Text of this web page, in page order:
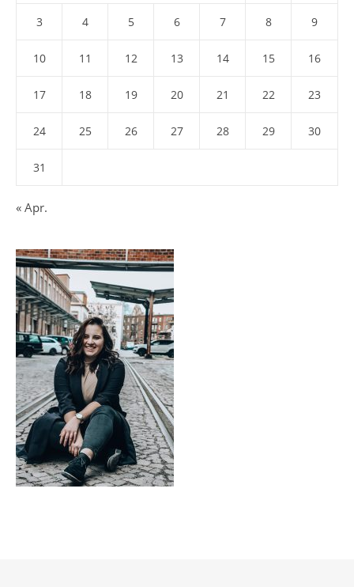
3 4 5 6 7 8 9
10 11 12 13 14 15 16
17 18 19 20 21 22 23
24 25 26 27 28 29 30
31
« Apr.